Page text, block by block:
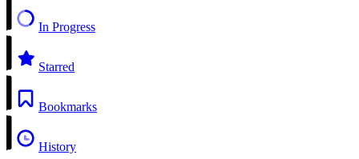
In Progress
Starred
Bookmarks
History